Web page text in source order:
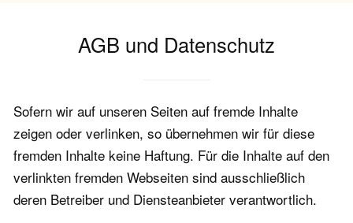
AGB und Datenschutz
Sofern wir auf unseren Seiten auf fremde Inhalte
zeigen oder verlinken, so übernehmen wir für diese
fremden Inhalte keine Haftung. Für die Inhalte auf den
verlinkten fremden Webseiten sind ausschließlich
deren Betreiber und Diensteanbieter verantwortlich.